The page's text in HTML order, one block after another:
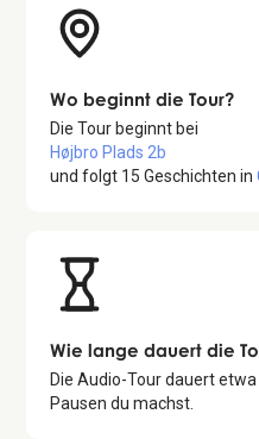
Wo beginnt die Tour?
Die Tour beginnt bei
Højbro Plads 2b
und folgt 15 Geschichten in
Wie lange dauert die
Die Audio-Tour dauert
Pausen du machst.